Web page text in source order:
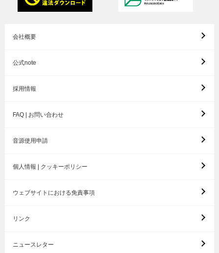
会社概要
公式note
採用情報
FAQ | お問い合わせ
音源使用申請
個人情報 | クッキーポリシー
ウェブサイトにおける免責事項
リンク
ニュースレター